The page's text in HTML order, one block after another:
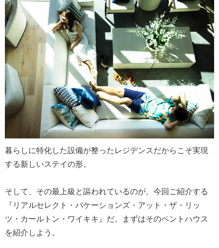
暮らしに特化した設備が整ったレジデンスだからこそ実現
する新しいステイの形。
そして、その最上級と謳われているのが、今回ご紹介する
『リアルセレクト・バケーションズ・アット・ザ・リッ
ツ・カールトン・ワイキキ』だ。まずはそのペントハウス
を紹介しよう。